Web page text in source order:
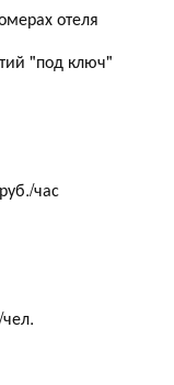
отеля
"под ключ"
час